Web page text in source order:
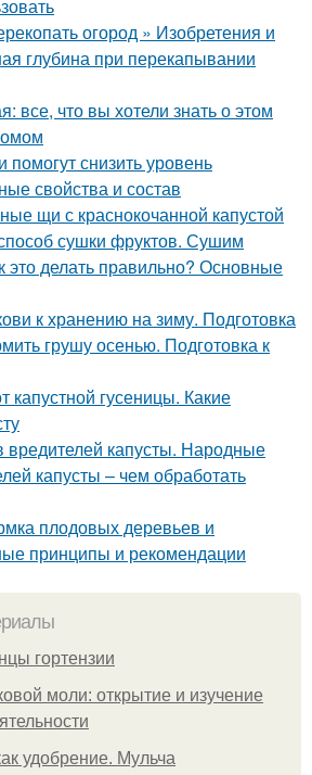
огород » Изобретения и
глубина при перекапывании
все, что вы хотели знать о этом
помогут снизить уровень
свойства и состав
щи с краснокочанной капустой
сушки фруктов. Сушим
делать правильно? Основные
к хранению на зиму. Подготовка
грушу осенью. Подготовка к
капустной гусеницы. Какие
вредителей капусты. Народные
капусты – чем обработать
плодовых деревьев и
принципы и рекомендации
гортензии
моли: открытие и изучение
удобрение. Мульча